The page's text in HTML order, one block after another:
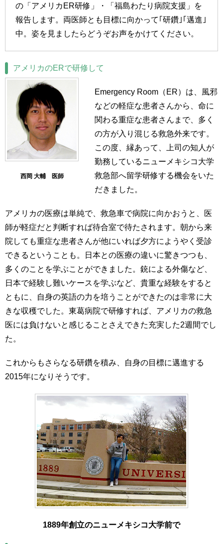
の「アメリカER研修」・「福島わたり病院支援」を
報告します。両医師とも目標に向かって｢研鑽｣｢邁進｣
中。姿を見ましたらどうぞお声をかけてください。
アメリカのERで研修して
西岡 大輔 医師
Emergency Room（ER）は、風邪
などの軽症な患者さんから、命に
関わる重症な患者さんまで、多く
の方が入り混じる救急外来です。
この度、縁あって、上司の知人が
勤務しているニューメキシコ大学
救急部へ留学研修する機会をいた
だきました。
アメリカの医療は単純で、救急車で病院に向かおうと、医
師が軽症だと判断すれば待合室で待たされます。朝から来
院しても重症な患者さんが他にいれば夕方にようやく受診
できるということも。日本との医療の違いに驚きつつも、
多くのことを学ぶことができました。銃による外傷など、
日本で経験し難いケースを学ぶなど、貴重な経験をすると
ともに、自身の英語の力を培うことができたのは非常に大
きな収穫でした。東葛病院で研修すれば、アメリカの救急
医には負けないと感じることさえできた充実した2週間でし
た。
これからもさらなる研鑽を積み、自身の目標に邁進する
2015年になりそうです。
1889年創立のニューメキシコ大学前で